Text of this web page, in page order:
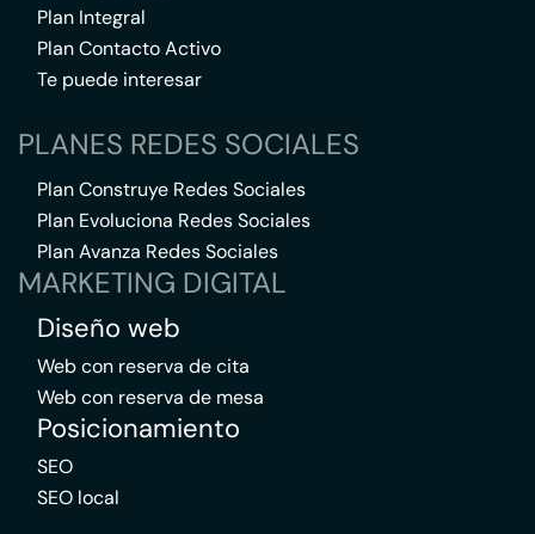
Plan Integral
Plan Contacto Activo
Te puede interesar
PLANES REDES SOCIALES
Plan Construye Redes Sociales
Plan Evoluciona Redes Sociales
Plan Avanza Redes Sociales
MARKETING DIGITAL
Diseño web
Web con reserva de cita
Web con reserva de mesa
Posicionamiento
SEO
SEO local